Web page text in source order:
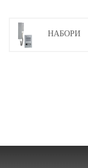
НАБОРИ